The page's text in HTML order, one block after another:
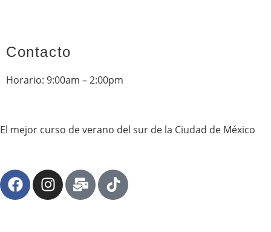
Contacto
Horario: 9:00am – 2:00pm
El mejor curso de verano del sur de la Ciudad de México